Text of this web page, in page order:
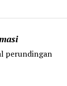
perundingan